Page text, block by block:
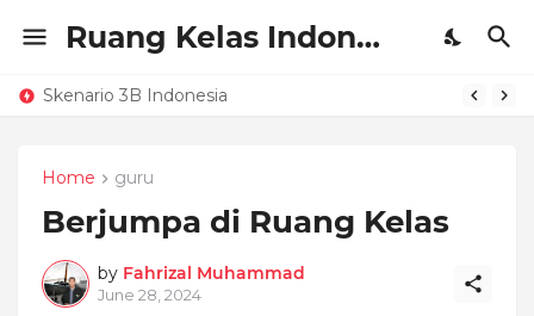
Ruang Kelas Indonesia
Skenario 3B Indonesia
Home guru
Berjumpa di Ruang Kelas
by Fahrizal Muhammad
June 28, 2024